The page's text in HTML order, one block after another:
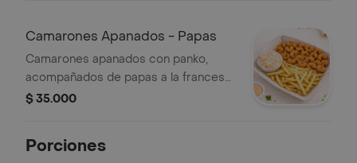
Camarones Apanados - Papas
Camarones apanados con panko,
acompañados de papas a la francesa
y dos salsas.
$ 35.000
Porciones